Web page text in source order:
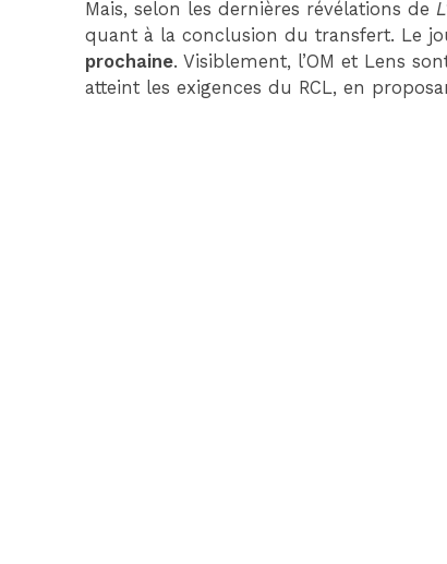
Mais, selon les dernières révélations de
quant à la conclusion du transfert. Le
prochaine. Visiblement, l’OM et Lens
atteint les exigences du RCL, en